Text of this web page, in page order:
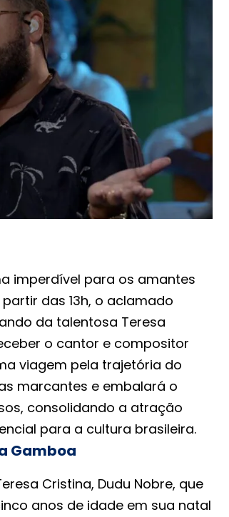
imperdível para os amantes
das 13h, o aclamado
da talentosa Teresa
o cantor e compositor
viagem pela trajetória do
marcantes e embalará o
consolidando a atração
para a cultura brasileira.
Gamboa
Cristina, Dudu Nobre, que
anos de idade em sua natal